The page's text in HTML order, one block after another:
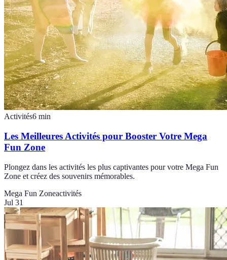
Activités6 min
Les Meilleures Activités pour Booster Votre Mega
Fun Zone
Plongez dans les activités les plus captivantes pour votre Mega Fun
Zone et créez des souvenirs mémorables.
Mega Fun Zoneactivités
Jul 31